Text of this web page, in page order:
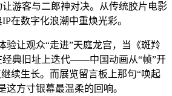
让游客与二郎神对决。从传统胶片电影
在数字化浪潮中重焕光彩。
验让观众“走进”天庭龙宫，当《斑羚
经典旧址上迭代——中国动画从“帧”开
续生长。而展览留言板上那句“唤起
这方寸银幕最温柔的回响。‍